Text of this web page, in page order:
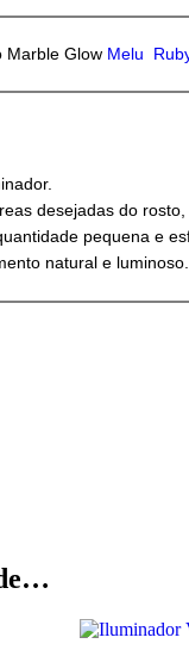
Marble Glow Melu
desejadas do
pequena e
natural e luminoso.